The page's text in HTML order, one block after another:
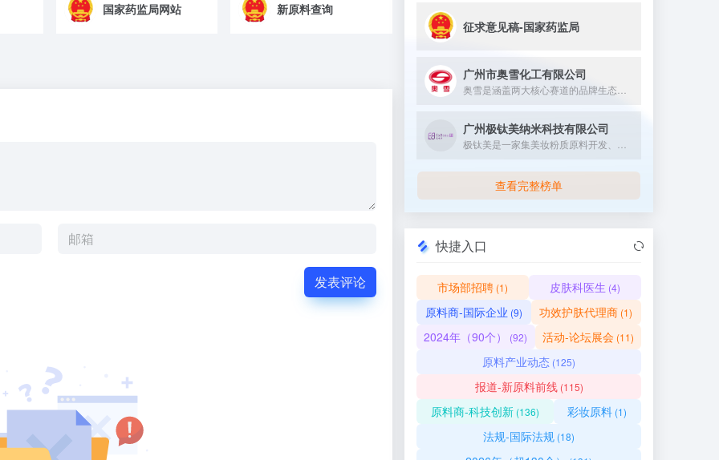
国家药监局网站 新原料查询
发表评论
征求意见稿-国家药监局
广州市奥雪化工有限公司
广州极钛美纳米科技有限公司
查看完整榜单
快捷入口
市场部招聘 (1) 皮肤科医生 (4)
原料商-国际企业 (9) 功效护肤代理商 (1)
2024年（90个） (92) 活动-论坛展会(11)
原料产业动态 (125)
报道-新原料前线(115)
原料商-科技创新(136) 彩妆原料 (1)
法规-国际法规 (18)